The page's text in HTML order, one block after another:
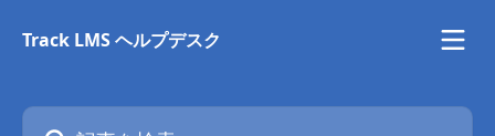
Track LMS ヘルプデスク
記事を検索...